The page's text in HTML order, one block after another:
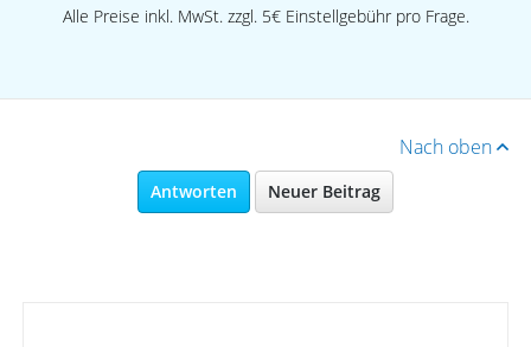
Alle Preise inkl. MwSt. zzgl. 5€ Einstellgebühr pro Frage.
Nach oben
Antworten Neuer Beitrag